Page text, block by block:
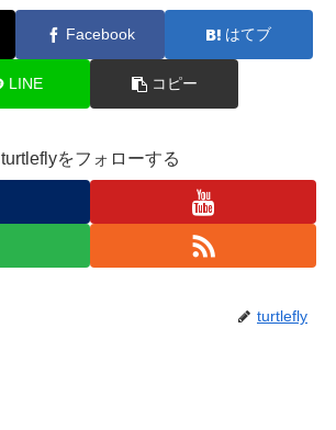
Facebook はてブ
LINE コピー
turtleflyをフォローする
turtlefly